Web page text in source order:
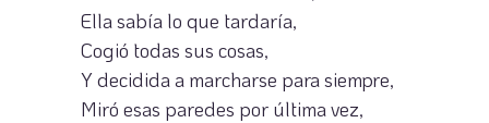
Ella sabía lo que tardaría,
Cogió todas sus cosas,
Y decidida a marcharse para siempre,
Miró esas paredes por última vez,